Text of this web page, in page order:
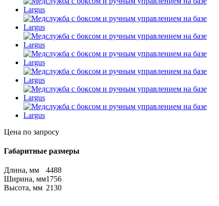
Цена по запросу
Габаритные размеры
Длина, мм
4488
Ширина, мм1756
Высота, мм 2130